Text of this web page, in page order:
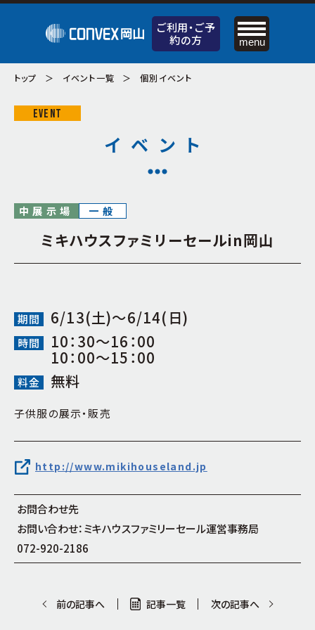
ご利用・ご予
約の方
menu
ご利用・ご予約の方
料金のご案内
設備・備品のご案内
ケータリングサービス（飲食）のご案内
コンベックスの特徴
大展示場
中展示場
小展示場
国際会議場
中・小会議室
レストラン・サービスコーナー・広場
交通アクセス
周辺の宿泊施設
サイトマップ
トップ イベント一覧 個別イベント
EVENT
イベント
中展示場 一般
ミキハウスファミリーセールin岡山
期間 6/13(土)〜6/14(日)
時間 10：30～16：00
10：00～15：00
料金 無料
子供服の展示・販売
http://www.mikihouseland.jp
お問合わせ先
お問い合わせ：ミキハウスファミリーセール運営事務局
072-920-2186
前の記事へ 記事一覧 次の記事へ